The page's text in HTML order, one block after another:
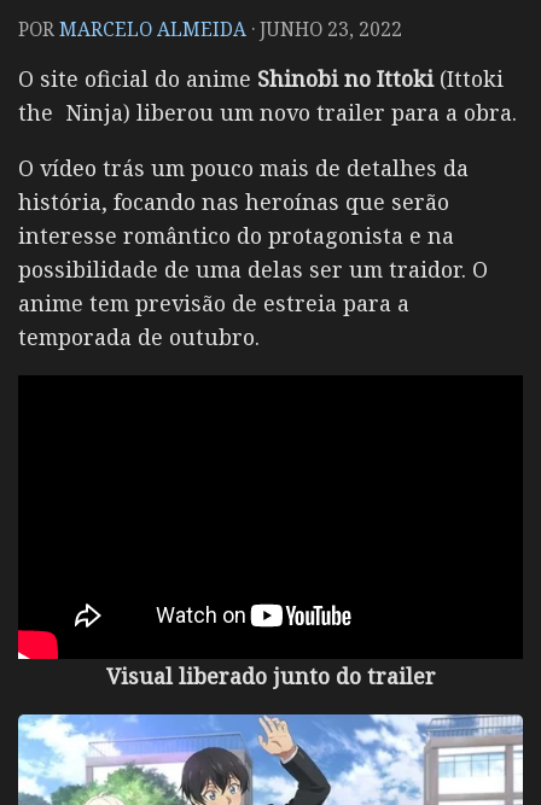
PORMARCELO ALMEIDA ·JUNHO 23, 2022
O site oficial do anime Shinobi no Ittoki(Ittoki
the Ninja) liberou um novo trailer para a obra.
O vídeo trás um pouco mais de detalhes da
história, focando nas heroínas que serão
interesse romântico do protagonista e na
possibilidade de uma delas ser um traidor. O
anime tem previsão de estreia para a
temporada de outubro.
Visual liberado junto do trailer